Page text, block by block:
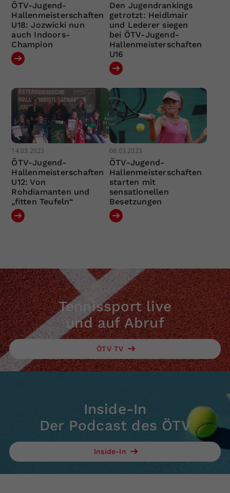
ÖTV-Jugend-
Hallenmeisterschaften
U18: Jozwicki nun
auch Indoors-
Champion
Den Jugendrankings
getrotzt: Heidlmair
und Lederer siegen
bei ÖTV-Jugend-
Hallenmeisterschaften
U16
14.03.2023
ÖTV-Jugend-
Hallenmeisterschaften
U12: Von
Rohdiamanten und
„fitten Teufeln“
08.03.2023
ÖTV-Jugend-
Hallenmeisterschaften
starten mit
sensationellen
Besetzungen
Tennissport live
und auf Abruf
ÖTV TV
Inside-In
Der Podcast des ÖTV
Inside-In